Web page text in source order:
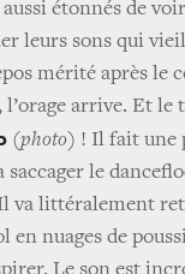
étonnés de
leurs sons qui
mérité après le
l’orage arrive. Et
(photo) ! Il fait une
saccager le
va littéralement
en nuages de